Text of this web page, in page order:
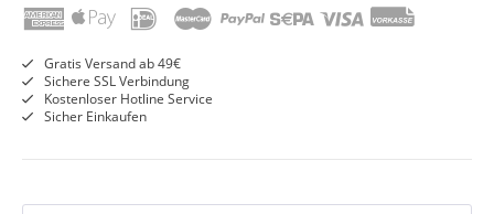
Gratis Versand ab 49€
Sichere SSL Verbindung
Kostenloser Hotline Service
Sicher Einkaufen